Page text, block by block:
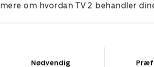
mere om hvordan TV 2 behandler
Nødvendig